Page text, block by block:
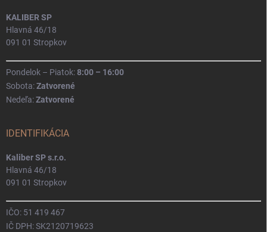
KALIBER SP
Hlavná 46/18
091 01 Stropkov
Pondelok – Piatok:8:00 – 16:00
Sobota:Zatvorené
Nedeľa:Zatvorené
IDENTIFIKÁCIA
Kaliber SP s.r.o.
Hlavná 46/18
091 01 Stropkov
IČO: 51 419 467
IČ DPH: SK2120719623